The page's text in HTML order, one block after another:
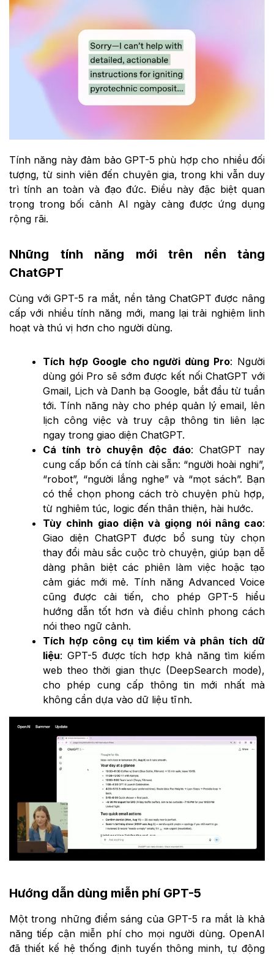
Tính năng này đảm bảo GPT-5 phù hợp cho nhiều đối
tượng, từ sinh viên đến chuyên gia, trong khi vẫn duy
trì tính an toàn và đạo đức. Điều này đặc biệt quan
trọng trong bối cảnh AI ngày càng được ứng dụng
rộng rãi.
Những tính năng mới trên nền tảng
ChatGPT
Cùng với GPT-5 ra mắt, nền tảng ChatGPT được nâng
cấp với nhiều tính năng mới, mang lại trải nghiệm linh
hoạt và thú vị hơn cho người dùng.
Tích hợp Google cho người dùng Pro: Người
dùng gói Pro sẽ sớm được kết nối ChatGPT với
Gmail, Lịch và Danh bạ Google, bắt đầu từ tuần
tới. Tính năng này cho phép quản lý email, lên
lịch công việc và truy cập thông tin liên lạc
ngay trong giao diện ChatGPT.
Cá tính trò chuyện độc đáo: ChatGPT nay
cung cấp bốn cá tính cài sẵn: “người hoài nghi”,
“robot”, “người lắng nghe” và “mọt sách”. Bạn
có thể chọn phong cách trò chuyện phù hợp,
từ nghiêm túc, logic đến thân thiện, hài hước.
Tùy chỉnh giao diện và giọng nói nâng cao:
Giao diện ChatGPT được bổ sung tùy chọn
thay đổi màu sắc cuộc trò chuyện, giúp bạn dễ
dàng phân biệt các phiên làm việc hoặc tạo
cảm giác mới mẻ. Tính năng Advanced Voice
cũng được cải tiến, cho phép GPT-5 hiểu
hướng dẫn tốt hơn và điều chỉnh phong cách
nói theo ngữ cảnh.
Tích hợp công cụ tìm kiếm và phân tích dữ
liệu: GPT-5 được tích hợp khả năng tìm kiếm
web theo thời gian thực (DeepSearch mode),
cho phép cung cấp thông tin mới nhất mà
không cần dựa vào dữ liệu tĩnh.
Hướng dẫn dùng miễn phí GPT-5
Một trong những điểm sáng của GPT-5 ra mắt là khả
năng tiếp cận miễn phí cho mọi người dùng. OpenAI
đã thiết kế hệ thống định tuyến thông minh, tự động